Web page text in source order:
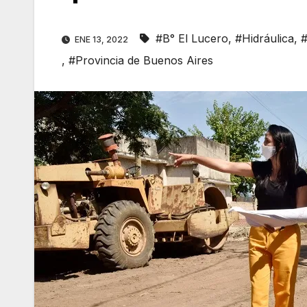
ENE 13, 2022 #B° El Lucero, #Hidráulica,
, #Provincia de Buenos Aires